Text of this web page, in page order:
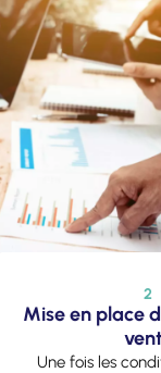
2
Mise en place
Une fois les